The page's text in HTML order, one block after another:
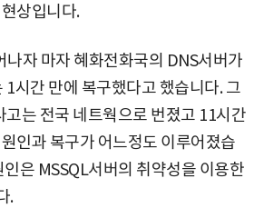
상입니다.
나자 마자 혜화전화국의 DNS서버가
시간 만에 복구했다고 했습니다. 그
고는 전국 네트웍으로 번졌고 11시간
인과 복구가 어느정도 이루어졌습
은 MSSQL서버의 취약성을 이용한
.